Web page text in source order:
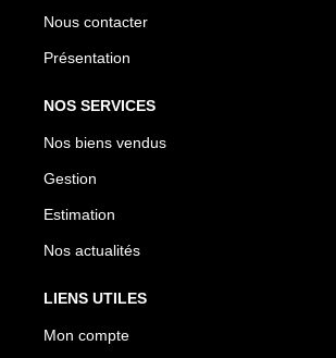
Nous contacter
Présentation
NOS SERVICES
Nos biens vendus
Gestion
Estimation
Nos actualités
LIENS UTILES
Mon compte